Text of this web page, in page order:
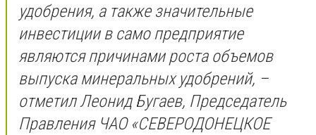
удобрения, а также значительные
инвестиции в само предприятие
являются причинами роста объемов
выпуска минеральных удобрений, –
отметил Леонид Бугаев, Председатель
Правления ЧАО «СЕВЕРОДОНЕЦКОЕ